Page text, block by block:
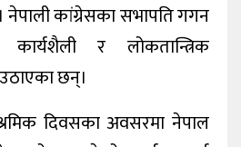
नेपाली कांग्रेसका सभापति गगन
र लोकतान्त्रिक
उठाएका छन्।
श्रमिक दिवसका अवसरमा नेपाल